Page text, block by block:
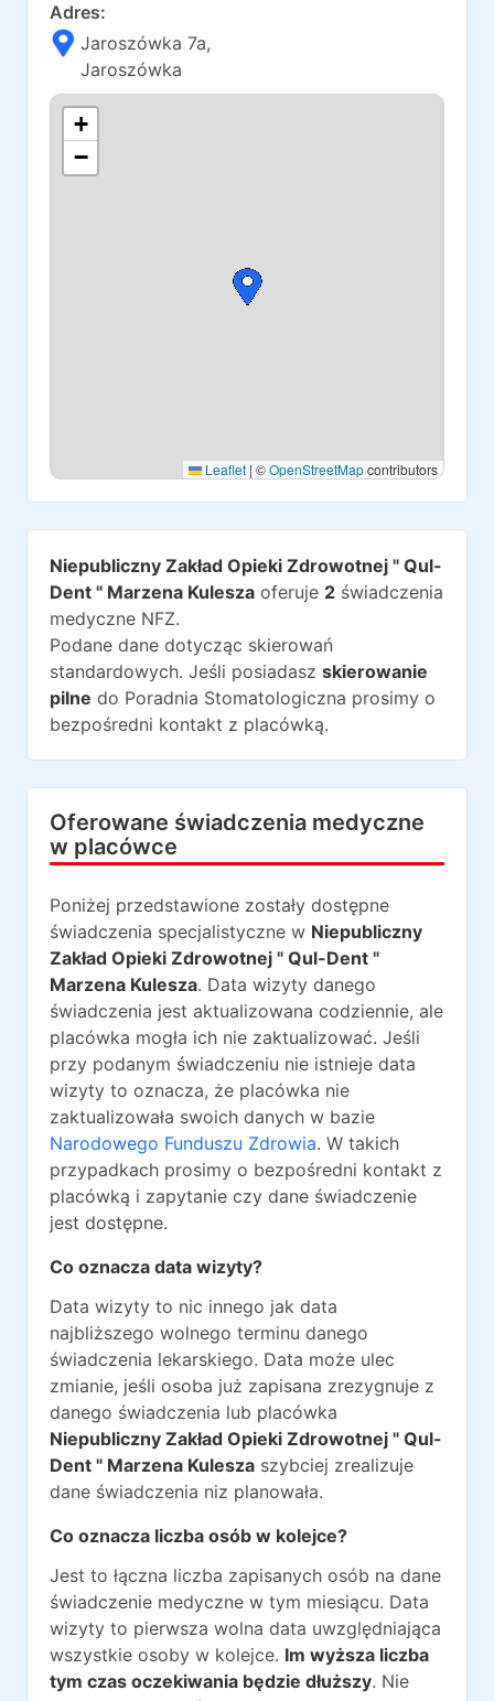
Adres:
Jaroszówka 7a,
Jaroszówka
+
−
Leaflet | ©OpenStreetMapcontributors
Niepubliczny Zakład Opieki Zdrowotnej " Qul-
Dent " Marzena Kulesza oferuje 2 świadczenia
medyczne NFZ.
Podane dane dotycząc skierowań
standardowych. Jeśli posiadasz skierowanie
pilne do Poradnia Stomatologiczna prosimy o
bezpośredni kontakt z placówką.
Oferowane świadczenia medyczne
w placówce
Poniżej przedstawione zostały dostępne
świadczenia specjalistyczne w Niepubliczny
Zakład Opieki Zdrowotnej " Qul-Dent "
Marzena Kulesza. Data wizyty danego
świadczenia jest aktualizowana codziennie, ale
placówka mogła ich nie zaktualizować. Jeśli
przy podanym świadczeniu nie istnieje data
wizyty to oznacza, że placówka nie
zaktualizowała swoich danych w bazie
Narodowego Funduszu Zdrowia. W takich
przypadkach prosimy o bezpośredni kontakt z
placówką i zapytanie czy dane świadczenie
jest dostępne.
Co oznacza data wizyty?
Data wizyty to nic innego jak data
najbliższego wolnego terminu danego
świadczenia lekarskiego. Data może ulec
zmianie, jeśli osoba już zapisana zrezygnuje z
danego świadczenia lub placówka
Niepubliczny Zakład Opieki Zdrowotnej " Qul-
Dent " Marzena Kulesza szybciej zrealizuje
dane świadczenia niz planowała.
Co oznacza liczba osób w kolejce?
Jest to łączna liczba zapisanych osób na dane
świadczenie medyczne w tym miesiącu. Data
wizyty to pierwsza wolna data uwzględniająca
wszystkie osoby w kolejce. Im wyższa liczba
tym czas oczekiwania będzie dłuższy. Nie